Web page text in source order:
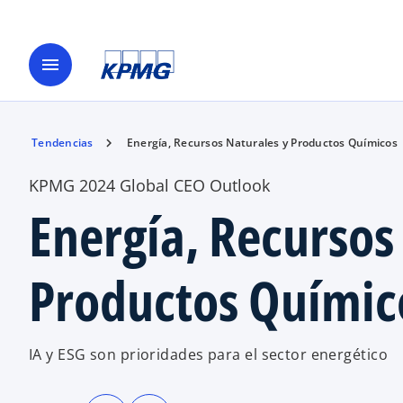
menu
Tendencias Energía, Recursos Naturales y Productos Químicos
KPMG 2024 Global CEO Outlook
Energía,
Productos
IA y ESG son prioridades para el sector energético